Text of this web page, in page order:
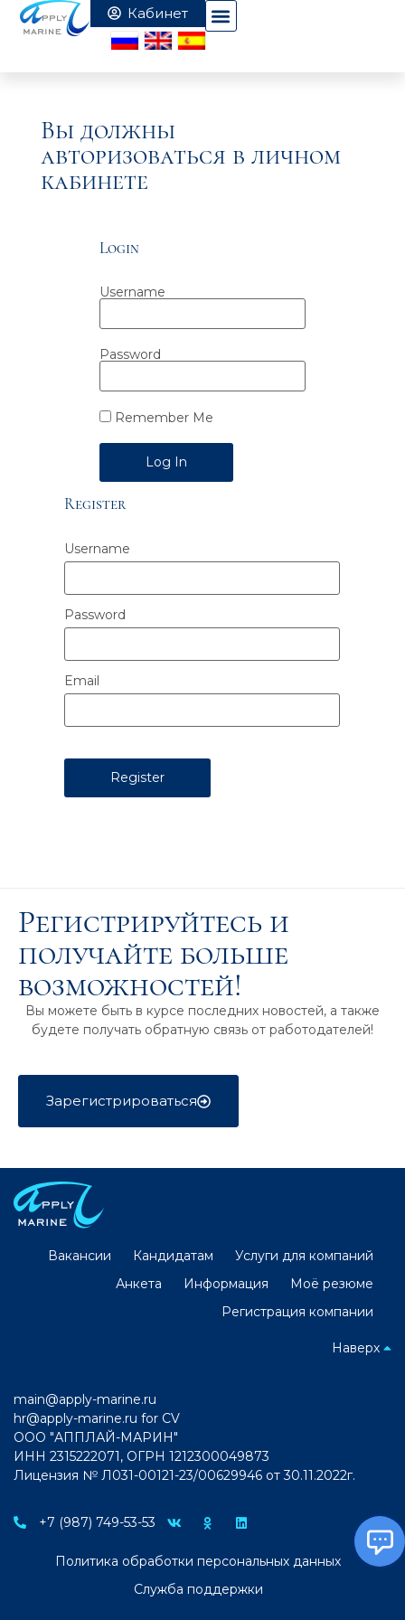
Вы должны
авторизоваться в личном
кабинете
Login
Username
Password
Remember Me
Alternative:
Register
Username
Password
Email
Регистрируйтесь и
получайте больше
возможностей!
Вы можете быть в курсе последних новостей, а также
будете получать обратную связь от работодателей!
Зарегистрироваться
Вакансии Кандидатам
Услуги для компаний
Анкета
Информация
Моё резюме
Регистрация компании
Наверх
main@apply-marine.ru
hr@apply-marine.ru for CV
ООО "АППЛАЙ-МАРИН"
ИНН 2315222071, ОГРН 1212300049873
Лицензия № Л031-00121-23/00629946 от 30.11.2022г.
+7 (987) 749-53-53
Политика обработки персональных данных
Служба поддержки